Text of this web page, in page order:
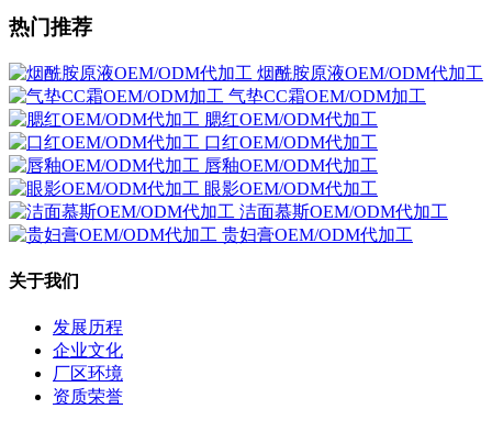
热门推荐
烟酰胺原液OEM/ODM代加工
气垫CC霜OEM/ODM加工
腮红OEM/ODM代加工
口红OEM/ODM代加工
唇釉OEM/ODM代加工
眼影OEM/ODM代加工
洁面慕斯OEM/ODM代加工
贵妇膏OEM/ODM代加工
关于我们
发展历程
企业文化
厂区环境
资质荣誉